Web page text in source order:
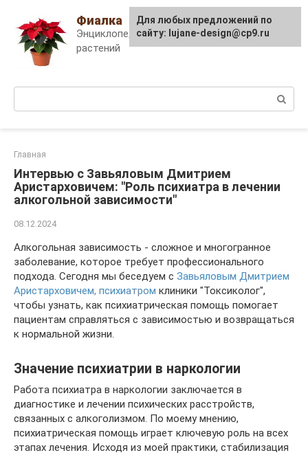
content
Фиалка
Энциклопедия комнатных
растений
Главная
Интервью с Завьяловым Дмитрием
Аристарховичем: "Роль психиатра в лечении
алкогольной зависимости"
08.12.2024
Алкогольная зависимость - сложное и многогранное
заболевание, которое требует профессионального
подхода. Сегодня мы беседуем с Завьяловым Дмитрием
Аристарховичем, психиатром клиники "Токсиколог",
чтобы узнать, как психиатрическая помощь помогает
пациентам справляться с зависимостью и возвращаться
к нормальной жизни.
Значение психиатрии в наркологии
Работа психиатра в наркологии заключается в
диагностике и лечении психических расстройств,
связанных с алкоголизмом. По моему мнению,
психиатрическая помощь играет ключевую роль на всех
этапах лечения. Исходя из моей практики, стабилизация
Для любых предложений по
сайту: lujane-design@cp9.ru